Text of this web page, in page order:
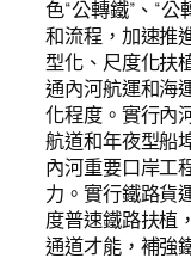
色“公轉鐵”、“
和流程，加速推
型化、尺度化扶
通內河航運和海
化程度。實行內
航道和年夜型船
內河重要口岸工
力。實行鐵路貨
度普速鐵路扶植
通道才能，補強